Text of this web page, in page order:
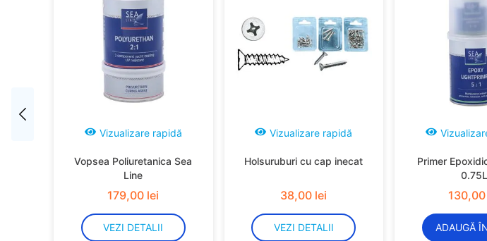
Vizualizare rapidă
Vopsea Poliuretanica Sea
Line
179,00 lei
VEZI DETALII
Vizualizare rapidă
Holsuruburi cu cap inecat
38,00 lei
VEZI DETALII
Primer
0.75L
130,00
ADAUGĂ